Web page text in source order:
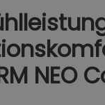
NEO